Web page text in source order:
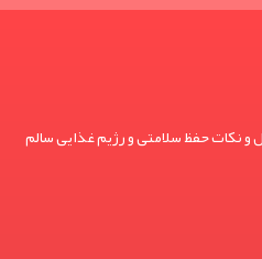
و نکات حفظ سلامتی و رژیم غذایی سالم